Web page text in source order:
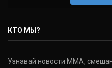
КТО МЫ?
Узнавай новости ММА,